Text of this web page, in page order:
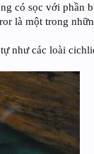
có sọc với phần
là một trong
như các loài